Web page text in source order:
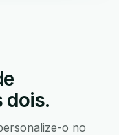
dois.
o no